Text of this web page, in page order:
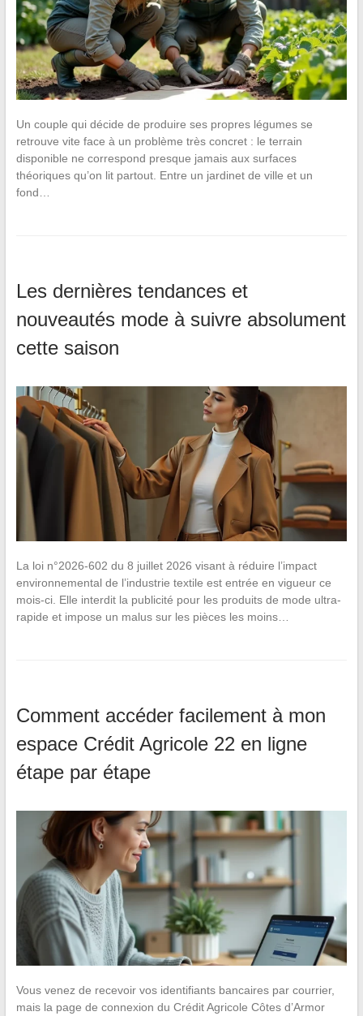
Un couple qui décide de produire ses propres légumes se
retrouve vite face à un problème très concret : le terrain
disponible ne correspond presque jamais aux surfaces
théoriques qu’on lit partout. Entre un jardinet de ville et un
fond…
Les dernières tendances et
nouveautés mode à suivre absolument
cette saison
La loi n°2026-602 du 8 juillet 2026 visant à réduire l’impact
environnemental de l’industrie textile est entrée en vigueur ce
mois-ci. Elle interdit la publicité pour les produits de mode ultra-
rapide et impose un malus sur les pièces les moins…
Comment accéder facilement à mon
espace Crédit Agricole 22 en ligne
étape par étape
Vous venez de recevoir vos identifiants bancaires par courrier,
mais la page de connexion du Crédit Agricole Côtes d’Armor